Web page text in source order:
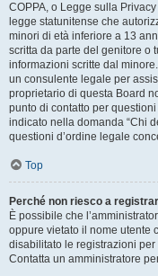
COPPA, o Legge sulla
legge statunitense che
minori di età inferiore a 13
scritta da parte del genitore o
informazioni scritte dal
un consulente legale per
proprietario di questa Board
punto di contatto per
indicato nella domanda “Chi
questioni d’ordine legale
Top
Perché non riesco a
È possibile che
oppure vietato il nome utente
disabilitato le registrazioni
Contatta un amministratore